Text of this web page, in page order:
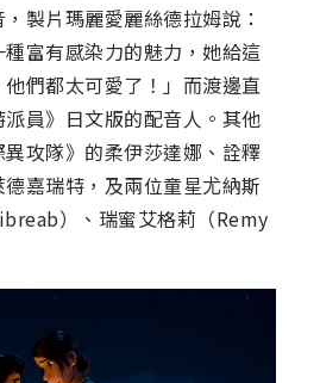
製片瑪麗愛麗絲德拉姆說：
種富有感染力的魅力，她給這
們都太可愛了！」而渡邊直
員》日文版的配音人。其他
攻隊》的柔伊莎達娜、詮釋
嘉瑞特，及兩位童星尤納斯
）、瑞蜜艾格莉（Remy